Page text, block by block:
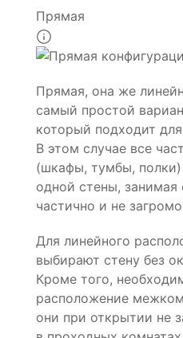
Прямая
Прямая, она же
самый простой
который подходит
В этом случае все
(шкафы, тумбы, полки)
одной стены, занимая
частично и не
Для линейного
выбирают стену без
Кроме того,
расположение
они при открытии не